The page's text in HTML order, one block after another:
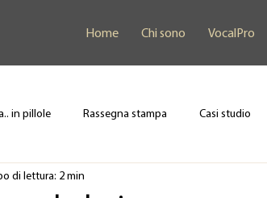
Home Chi sono VocalPro
in pillole Rassegna stampa Casi studio
di lettura: 2 min